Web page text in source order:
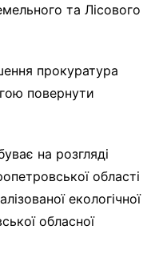
та Лісового
прокуратура
повернути
на розгляді
області
екологічної
обласної